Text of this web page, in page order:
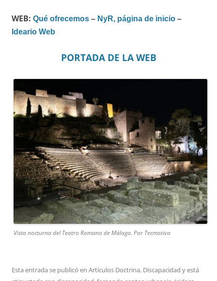
WEB: Qué ofrecemos – NyR, página de inicio –
Ideario Web
PORTADA DE LA WEB
Vista nocturna del Teatro Romano de Málaga. Por Tecmotiva
Esta entrada se publicó en Artículos Doctrina, Discapacidad y está